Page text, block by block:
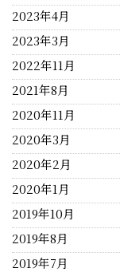
2023年4月
2023年3月
2022年11月
2021年8月
2020年11月
2020年3月
2020年2月
2020年1月
2019年10月
2019年8月
2019年7月